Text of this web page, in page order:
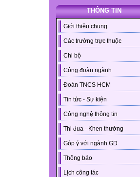
THÔNG TIN
Giới thiệu chung
Các trường trực thuộc
Chi bộ
Công đoàn ngành
Đoàn TNCS HCM
Tin tức - Sự kiện
Công nghệ thông tin
Thi đua - Khen thưởng
Góp ý với ngành GD
Thông báo
Lịch công tác